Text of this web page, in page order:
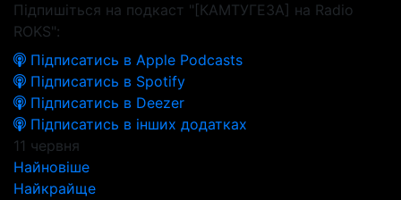
Підпишіться на подкаст "[КАМТУГЕЗА] на Radio
ROKS":
Підписатись в Apple Podcasts
Підписатись в Spotify
Підписатись в Deezer
Підписатись в інших додатках
11 червня
Найновіше
Найкрайще